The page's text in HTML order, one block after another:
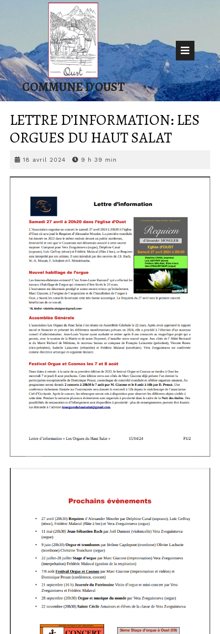
COMMUNE D'OUST
LETTRE D’INFORMATION: LES
ORGUES DU HAUT SALAT
18 avril 2024
2024
9 h 39 min